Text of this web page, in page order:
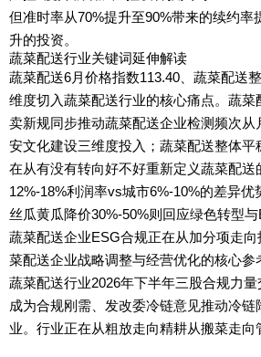
但准时率从70%提升至90%带来的续约
升的投资。
蔬菜配送行业关键词延伸解读
蔬菜配送6月价格指数113.40、蔬菜配送
维度切入蔬菜配送行业的核心痛点。蔬
卖新规同步推动蔬菜配送企业检测频次
安文化建设三维度投入；蔬菜配送整体
在从有没有转向好不好重新定义蔬菜配
12%-18%利润率vs城市6%-10%的差异
丝瓜黄瓜降价30%-50%则回应绿色转型
蔬菜配送企业ESG合规正在从加分项走
菜配送企业战略调整与经营优化的核心参
蔬菜配送行业2026年下半年三股合规力
成为合规刚需、发改委冷链意见推动冷
业。行业正在从粗放走向精耕从搬菜走